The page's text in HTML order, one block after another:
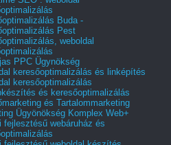
Buda -
Pest
weboldal
PPC Ügynökség
keresőoptimalizálás és linképítés
keresőoptimalizálás
és keresőoptimalizálás
és Tartalommarketing
Ügyönökség Komplex Web+
fejlesztésű webáruház és